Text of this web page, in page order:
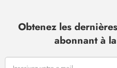
Obtenez les
abonnant à